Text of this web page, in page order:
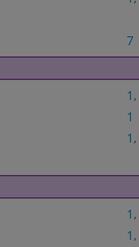
7
1 ,
1
1 ,
1 ,
1 ,